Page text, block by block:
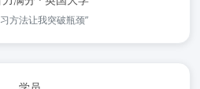
方法让我突破瓶颈”